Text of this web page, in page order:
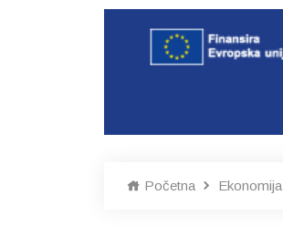
Početna Ekonomija